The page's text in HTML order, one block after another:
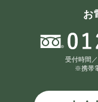
お
受付時間
※携帯